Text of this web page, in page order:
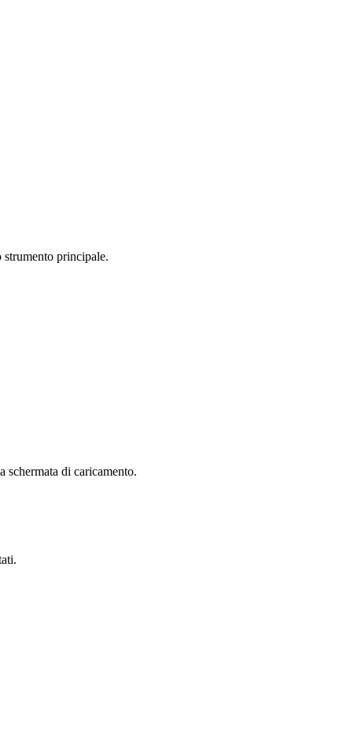
principale.
schermata di caricamento.